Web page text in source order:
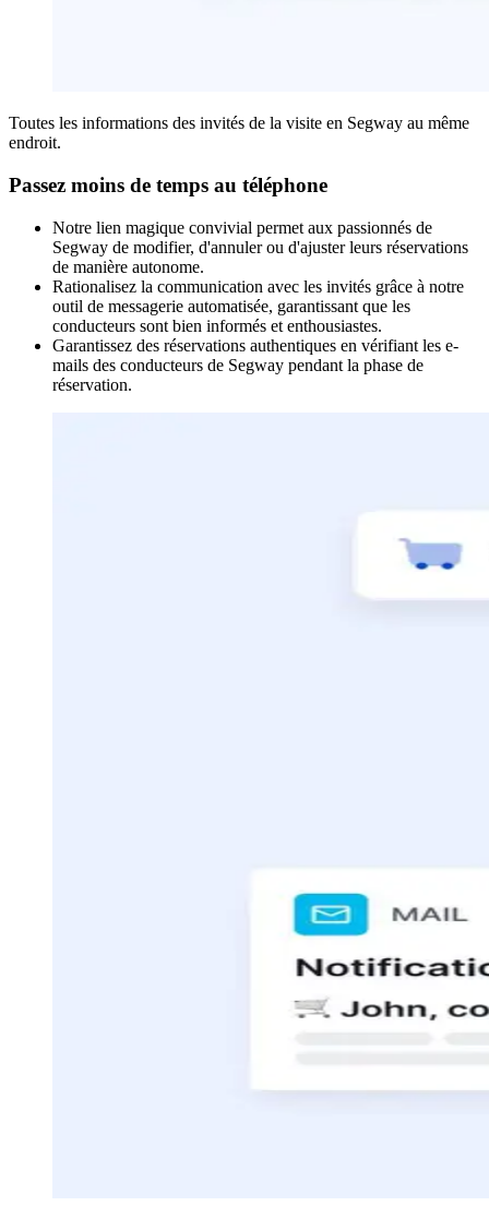
Toutes les informations des invités de la visite en Segway au même
endroit.
Passez moins de temps au téléphone
Notre lien magique convivial permet aux passionnés de
Segway de modifier, d'annuler ou d'ajuster leurs réservations
de manière autonome.
Rationalisez la communication avec les invités grâce à notre
outil de messagerie automatisée, garantissant que les
conducteurs sont bien informés et enthousiastes.
Garantissez des réservations authentiques en vérifiant les e-
mails des conducteurs de Segway pendant la phase de
réservation.